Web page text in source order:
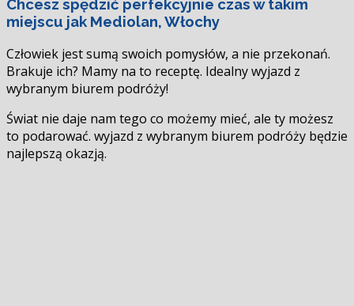
się
Chcesz spędzić perfekcyjnie czas w takim
miejscu jak Mediolan, Włochy
Człowiek jest sumą swoich pomysłów, a nie przekonań.
Brakuje ich? Mamy na to receptę. Idealny wyjazd z
wybranym biurem podróży!
Świat nie daje nam tego co możemy mieć, ale ty możesz
to podarować. wyjazd z wybranym biurem podróży będzie
najlepszą okazją.